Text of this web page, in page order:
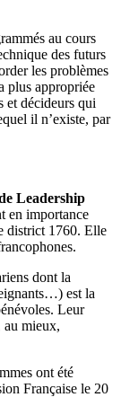
au cours
des futurs
les problèmes
plus appropriée
et décideurs qui
il n’existe, par
Leadership
en importance
district 1760. Elle
dont la
est la
Leur
au mieux,
ont été
Française le 20